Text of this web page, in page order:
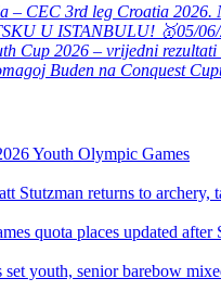
– CEC 3rd leg Croatia 2026.
U ISTANBULU! 🥇05/
Cup 2026 – vrijedni
Buden na Conquest
Youth Olympic Games
Stutzman returns to
quota places updated after
youth, senior barebow